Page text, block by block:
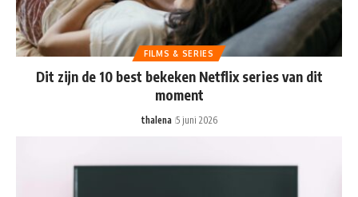
FILMS & SERIES
Dit zijn de 10 best bekeken Netflix series van dit
moment
thalena 5 juni 2026